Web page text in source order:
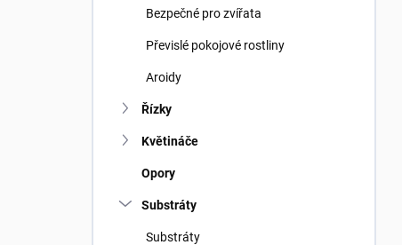
Bezpečné pro zvířata
Převislé pokojové rostliny
Aroidy
Řízky
Květináče
Opory
Substráty
Substráty